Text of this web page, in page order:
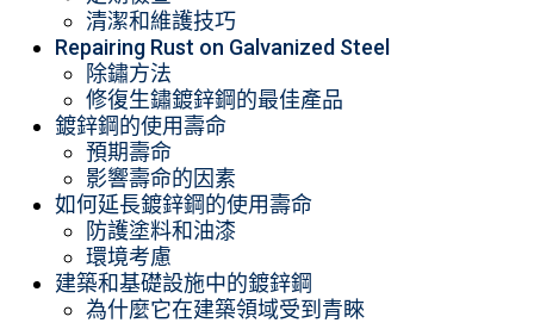
清潔和維護技巧
Repairing Rust on Galvanized Steel
除鏽方法
修復生鏽鍍鋅鋼的最佳產品
鍍鋅鋼的使用壽命
預期壽命
影響壽命的因素
如何延長鍍鋅鋼的使用壽命
防護塗料和油漆
環境考慮
建築和基礎設施中的鍍鋅鋼
為什麼它在建築領域受到青睞